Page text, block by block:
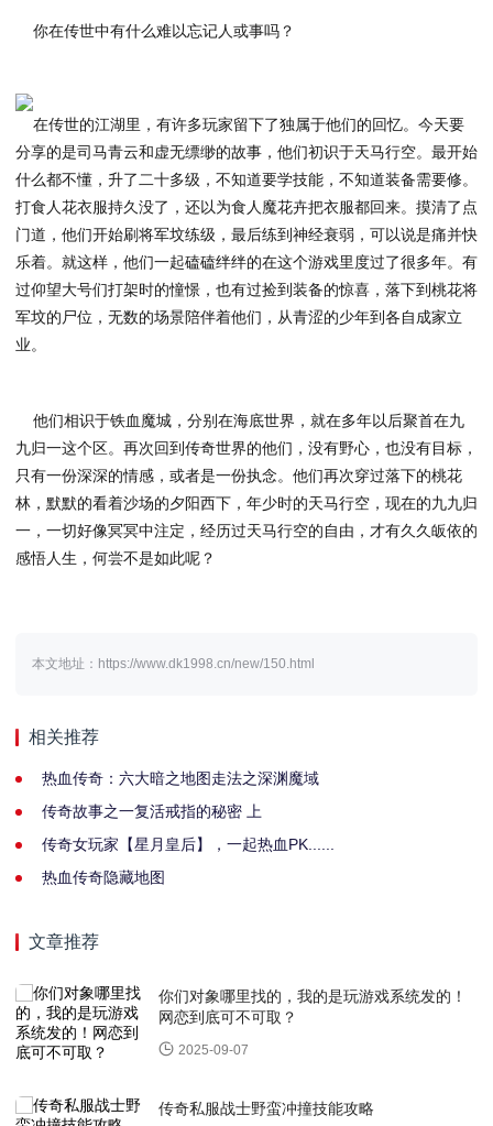
你在传世中有什么难以忘记人或事吗？
在传世的江湖里，有许多玩家留下了独属于他们的回忆。今天要
分享的是司马青云和虚无缥缈的故事，他们初识于天马行空。最开始
什么都不懂，升了二十多级，不知道要学技能，不知道装备需要修。
打食人花衣服持久没了，还以为食人魔花卉把衣服都回来。摸清了点
门道，他们开始刷将军坟练级，最后练到神经衰弱，可以说是痛并快
乐着。就这样，他们一起磕磕绊绊的在这个游戏里度过了很多年。有
过仰望大号们打架时的憧憬，也有过捡到装备的惊喜，落下到桃花将
军坟的尸位，无数的场景陪伴着他们，从青涩的少年到各自成家立
业。
他们相识于铁血魔城，分别在海底世界，就在多年以后聚首在九
九归一这个区。再次回到传奇世界的他们，没有野心，也没有目标，
只有一份深深的情感，或者是一份执念。他们再次穿过落下的桃花
林，默默的看着沙场的夕阳西下，年少时的天马行空，现在的九九归
一，一切好像冥冥中注定，经历过天马行空的自由，才有久久皈依的
感悟人生，何尝不是如此呢？
本文地址：https://www.dk1998.cn/new/150.html
相关推荐
热血传奇：六大暗之地图走法之深渊魔域
传奇故事之一复活戒指的秘密 上
传奇女玩家【星月皇后】，一起热血PK......
热血传奇隐藏地图
文章推荐
你们对象哪里找的，我的是玩游戏系统发的！
网恋到底可不可取？
2025-09-07
传奇私服战士野蛮冲撞技能攻略